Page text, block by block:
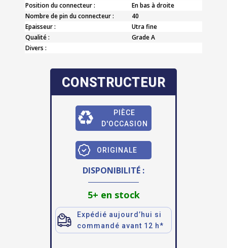
Position du connecteur :
En bas à droite
Nombre de pin du connecteur :
40
Epaisseur :
Utra fine
Qualité :
Grade A
Divers :
CONSTRUCTEUR
PIÈCE
D'OCCASION
ORIGINALE
DISPONIBILITÉ :
5+ en stock
Expédié aujourd’hui si
commandé avant 12 h*